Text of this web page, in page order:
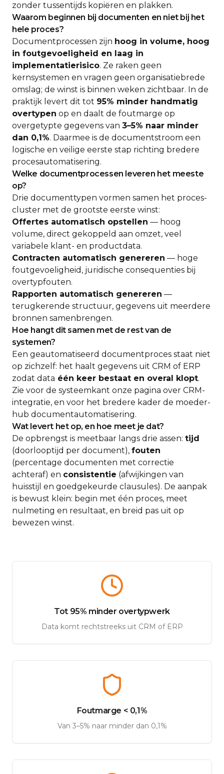
zonder tussentijds kopiëren en plakken.
Waarom beginnen bij documenten en niet bij het
hele proces?
Documentprocessen zijn hoog in volume, hoog
in foutgevoeligheid en laag in
implementatierisico. Ze raken geen
kernsystemen en vragen geen organisatiebrede
omslag; de winst is binnen weken zichtbaar. In de
praktijk levert dit tot 95% minder handmatig
overtypen op en daalt de foutmarge op
overgetypte gegevens van 3–5% naar minder
dan 0,1%. Daarmee is de documentstroom een
logische en veilige eerste stap richting bredere
procesautomatisering.
Welke documentprocessen leveren het meeste
op?
Drie documenttypen vormen samen het proces-
cluster met de grootste eerste winst:
Offertes automatisch opstellen — hoog
volume, direct gekoppeld aan omzet, veel
variabele klant- en productdata.
Contracten automatisch genereren — hoge
foutgevoeligheid, juridische consequenties bij
overtypfouten.
Rapporten automatisch genereren —
terugkerende structuur, gegevens uit meerdere
bronnen samenbrengen.
Hoe hangt dit samen met de rest van de
systemen?
Een geautomatiseerd documentproces staat niet
op zichzelf: het haalt gegevens uit CRM of ERP
zodat data één keer bestaat en overal klopt.
Zie voor de systeemkant onze pagina over CRM-
integratie, en voor het bredere kader de moeder-
hub documentautomatisering.
Wat levert het op, en hoe meet je dat?
De opbrengst is meetbaar langs drie assen: tijd
(doorlooptijd per document), fouten
(percentage documenten met correctie
achteraf) en consistentie (afwijkingen van
huisstijl en goedgekeurde clausules). De aanpak
is bewust klein: begin met één proces, meet
nulmeting en resultaat, en breid pas uit op
bewezen winst.
Tot 95% minder overtypwerk
Data komt rechtstreeks uit CRM of ERP
Foutmarge < 0,1%
Van 3–5% naar minder dan 0,1%